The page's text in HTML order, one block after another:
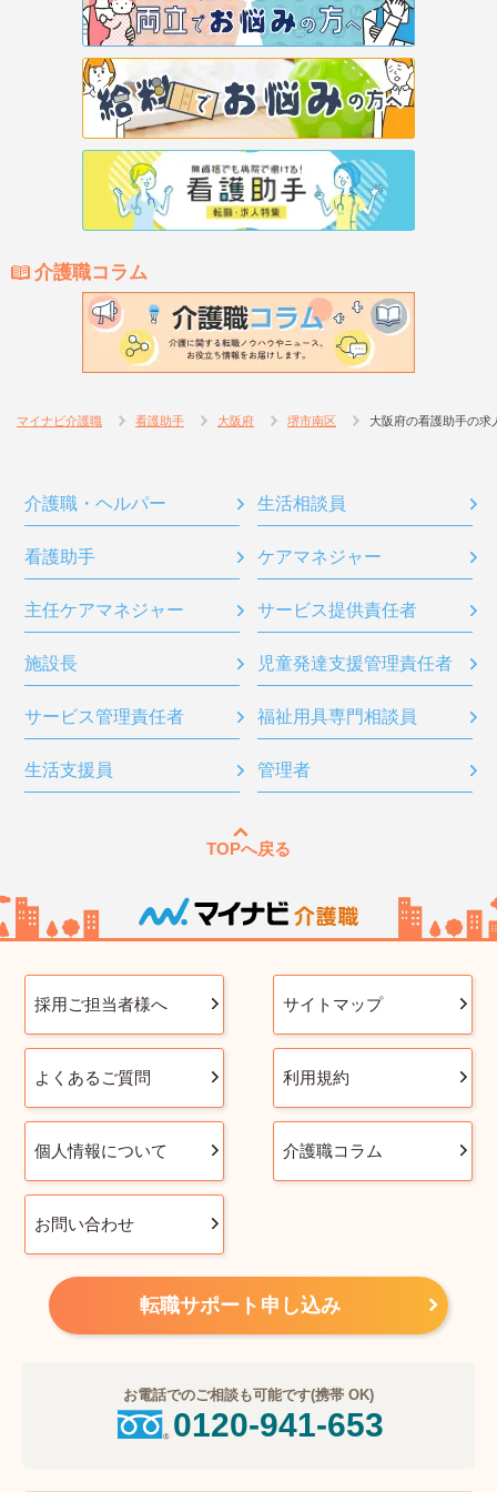
介護職コラム
マイナビ介護職 看護助手 大阪府 堺市南区 大阪府の看護助手の求
介護職・ヘルパー 生活相談員
看護助手 ケアマネジャー
主任ケアマネジャー サービス提供責任者
施設長 児童発達支援管理責任者
サービス管理責任者 福祉用具専門相談員
生活支援員 管理者
TOPへ戻る
採用ご担当者様へ サイトマップ
よくあるご質問 利用規約
個人情報について 介護職コラム
お問い合わせ
転職サポート申し込み
お電話でのご相談も可能です(携帯 OK)
0120-941-653